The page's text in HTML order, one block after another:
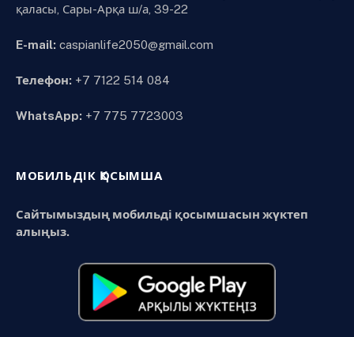
қаласы, Сары-Арқа ш/а, 39-22
E-mail: caspianlife2050@gmail.com
Телефон: +7 7122 514 084
WhatsApp: +7 775 7723003
МОБИЛЬДІК ҚОСЫМША
Сайтымыздың мобильді қосымшасын жүктеп
алыңыз.